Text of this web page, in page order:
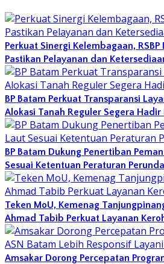
Perkuat Sinergi Kelembagaan, RSBP
Pastikan Pelayanan dan
BP Batam Perkuat Transparansi
Alokasi Tanah Reguler Segera Hadir
BP Batam Dukung Penertiban
Sesuai Ketentuan Peraturan
Teken MoU, Kemenag
Ahmad Tabib Perkuat Layanan
Amsakar Dorong Percepatan